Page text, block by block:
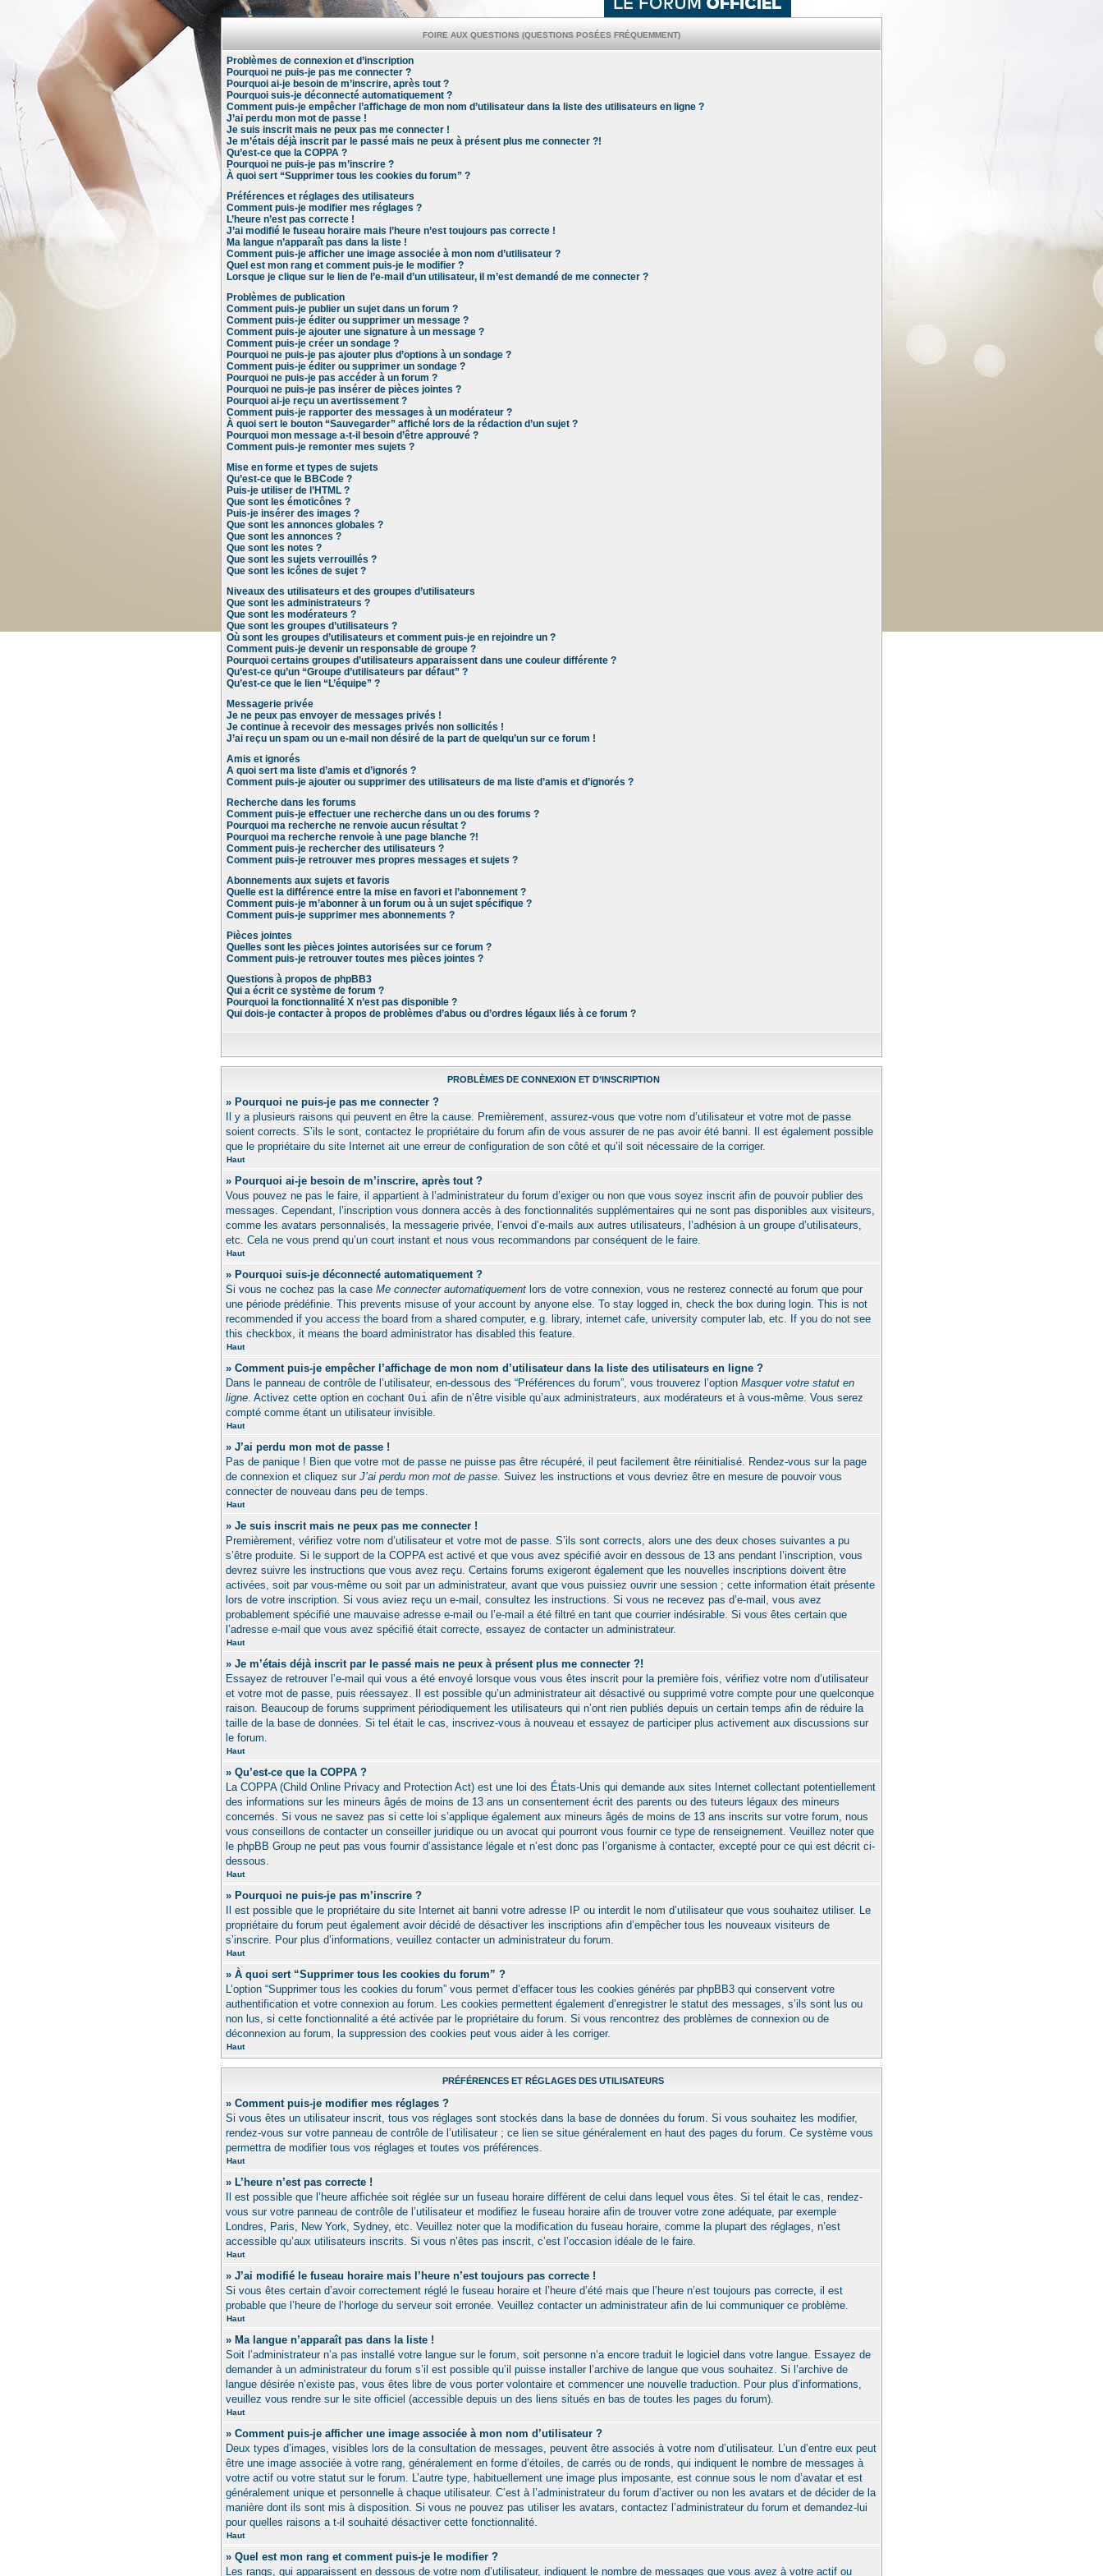
Index du forum
FOIRE AUX QUESTIONS (QUESTIONS POSÉES FRÉQUEMMENT)
Problèmes de connexion et d’inscription
Pourquoi ne puis-je pas me connecter ?
Pourquoi ai-je besoin de m’inscrire, après tout ?
Pourquoi suis-je déconnecté automatiquement ?
Comment puis-je empêcher l’affichage de mon nom d’utilisateur dans la liste des utilisateurs en ligne ?
J’ai perdu mon mot de passe !
Je suis inscrit mais ne peux pas me connecter !
Je m’étais déjà inscrit par le passé mais ne peux à présent plus me connecter ?!
Qu’est-ce que la COPPA ?
Pourquoi ne puis-je pas m’inscrire ?
À quoi sert “Supprimer tous les cookies du forum” ?
Préférences et réglages des utilisateurs
Comment puis-je modifier mes réglages ?
L’heure n’est pas correcte !
J’ai modifié le fuseau horaire mais l’heure n’est toujours pas correcte !
Ma langue n’apparaît pas dans la liste !
Comment puis-je afficher une image associée à mon nom d’utilisateur ?
Quel est mon rang et comment puis-je le modifier ?
Lorsque je clique sur le lien de l’e-mail d’un utilisateur, il m’est demandé de me connecter ?
Problèmes de publication
Comment puis-je publier un sujet dans un forum ?
Comment puis-je éditer ou supprimer un message ?
Comment puis-je ajouter une signature à un message ?
Comment puis-je créer un sondage ?
Pourquoi ne puis-je pas ajouter plus d’options à un sondage ?
Comment puis-je éditer ou supprimer un sondage ?
Pourquoi ne puis-je pas accéder à un forum ?
Pourquoi ne puis-je pas insérer de pièces jointes ?
Pourquoi ai-je reçu un avertissement ?
Comment puis-je rapporter des messages à un modérateur ?
À quoi sert le bouton “Sauvegarder” affiché lors de la rédaction d’un sujet ?
Pourquoi mon message a-t-il besoin d’être approuvé ?
Comment puis-je remonter mes sujets ?
Mise en forme et types de sujets
Qu’est-ce que le BBCode ?
Puis-je utiliser de l’HTML ?
Que sont les émoticônes ?
Puis-je insérer des images ?
Que sont les annonces globales ?
Que sont les annonces ?
Que sont les notes ?
Que sont les sujets verrouillés ?
Que sont les icônes de sujet ?
Niveaux des utilisateurs et des groupes d’utilisateurs
Que sont les administrateurs ?
Que sont les modérateurs ?
Que sont les groupes d’utilisateurs ?
Où sont les groupes d’utilisateurs et comment puis-je en rejoindre un ?
Comment puis-je devenir un responsable de groupe ?
Pourquoi certains groupes d’utilisateurs apparaissent dans une couleur différente ?
Qu’est-ce qu’un “Groupe d’utilisateurs par défaut” ?
Qu’est-ce que le lien “L’équipe” ?
Messagerie privée
Je ne peux pas envoyer de messages privés !
Je continue à recevoir des messages privés non sollicités !
J’ai reçu un spam ou un e-mail non désiré de la part de quelqu’un sur ce forum !
Amis et ignorés
A quoi sert ma liste d’amis et d’ignorés ?
Comment puis-je ajouter ou supprimer des utilisateurs de ma liste d’amis et d’ignorés ?
Recherche dans les forums
Comment puis-je effectuer une recherche dans un ou des forums ?
Pourquoi ma recherche ne renvoie aucun résultat ?
Pourquoi ma recherche renvoie à une page blanche ?!
Comment puis-je rechercher des utilisateurs ?
Comment puis-je retrouver mes propres messages et sujets ?
Abonnements aux sujets et favoris
Quelle est la différence entre la mise en favori et l’abonnement ?
Comment puis-je m’abonner à un forum ou à un sujet spécifique ?
Comment puis-je supprimer mes abonnements ?
Pièces jointes
Quelles sont les pièces jointes autorisées sur ce forum ?
Comment puis-je retrouver toutes mes pièces jointes ?
Questions à propos de phpBB3
Qui a écrit ce système de forum ?
Pourquoi la fonctionnalité X n’est pas disponible ?
Qui dois-je contacter à propos de problèmes d’abus ou d’ordres légaux liés à ce forum ?
PROBLÈMES DE CONNEXION ET D’INSCRIPTION
» Pourquoi ne puis-je pas me connecter ?
Il y a plusieurs raisons qui peuvent en être la cause. Premièrement, assurez-vous que votre nom d’utilisateur et votre mot de passe
soient corrects. S’ils le sont, contactez le propriétaire du forum afin de vous assurer de ne pas avoir été banni. Il est également possible
que le propriétaire du site Internet ait une erreur de configuration de son côté et qu’il soit nécessaire de la corriger.
Haut
» Pourquoi ai-je besoin de m’inscrire, après tout ?
Vous pouvez ne pas le faire, il appartient à l’administrateur du forum d’exiger ou non que vous soyez inscrit afin de pouvoir publier des
messages. Cependant, l’inscription vous donnera accès à des fonctionnalités supplémentaires qui ne sont pas disponibles aux visiteurs,
comme les avatars personnalisés, la messagerie privée, l’envoi d’e-mails aux autres utilisateurs, l’adhésion à un groupe d’utilisateurs,
etc. Cela ne vous prend qu’un court instant et nous vous recommandons par conséquent de le faire.
Haut
» Pourquoi suis-je déconnecté automatiquement ?
Si vous ne cochez pas la case Me connecter automatiquement lors de votre connexion, vous ne resterez connecté au forum que pour
une période prédéfinie. This prevents misuse of your account by anyone else. To stay logged in, check the box during login. This is not
recommended if you access the board from a shared computer, e.g. library, internet cafe, university computer lab, etc. If you do not see
this checkbox, it means the board administrator has disabled this feature.
Haut
» Comment puis-je empêcher l’affichage de mon nom d’utilisateur dans la liste des utilisateurs en ligne ?
Dans le panneau de contrôle de l’utilisateur, en-dessous des “Préférences du forum”, vous trouverez l’option Masquer votre statut en
ligne. Activez cette option en cochant Oui afin de n’être visible qu’aux administrateurs, aux modérateurs et à vous-même. Vous serez
compté comme étant un utilisateur invisible.
Haut
» J’ai perdu mon mot de passe !
Pas de panique ! Bien que votre mot de passe ne puisse pas être récupéré, il peut facilement être réinitialisé. Rendez-vous sur la page
de connexion et cliquez sur J’ai perdu mon mot de passe. Suivez les instructions et vous devriez être en mesure de pouvoir vous
connecter de nouveau dans peu de temps.
Haut
» Je suis inscrit mais ne peux pas me connecter !
Premièrement, vérifiez votre nom d’utilisateur et votre mot de passe. S’ils sont corrects, alors une des deux choses suivantes a pu
s’être produite. Si le support de la COPPA est activé et que vous avez spécifié avoir en dessous de 13 ans pendant l’inscription, vous
devrez suivre les instructions que vous avez reçu. Certains forums exigeront également que les nouvelles inscriptions doivent être
activées, soit par vous-même ou soit par un administrateur, avant que vous puissiez ouvrir une session ; cette information était présente
lors de votre inscription. Si vous aviez reçu un e-mail, consultez les instructions. Si vous ne recevez pas d’e-mail, vous avez
probablement spécifié une mauvaise adresse e-mail ou l’e-mail a été filtré en tant que courrier indésirable. Si vous êtes certain que
l’adresse e-mail que vous avez spécifié était correcte, essayez de contacter un administrateur.
Haut
» Je m’étais déjà inscrit par le passé mais ne peux à présent plus me connecter ?!
Essayez de retrouver l’e-mail qui vous a été envoyé lorsque vous vous êtes inscrit pour la première fois, vérifiez votre nom d’utilisateur
et votre mot de passe, puis réessayez. Il est possible qu’un administrateur ait désactivé ou supprimé votre compte pour une quelconque
raison. Beaucoup de forums suppriment périodiquement les utilisateurs qui n’ont rien publiés depuis un certain temps afin de réduire la
taille de la base de données. Si tel était le cas, inscrivez-vous à nouveau et essayez de participer plus activement aux discussions sur
le forum.
Haut
» Qu’est-ce que la COPPA ?
La COPPA (Child Online Privacy and Protection Act) est une loi des États-Unis qui demande aux sites Internet collectant potentiellement
des informations sur les mineurs âgés de moins de 13 ans un consentement écrit des parents ou des tuteurs légaux des mineurs
concernés. Si vous ne savez pas si cette loi s’applique également aux mineurs âgés de moins de 13 ans inscrits sur votre forum, nous
vous conseillons de contacter un conseiller juridique ou un avocat qui pourront vous fournir ce type de renseignement. Veuillez noter que
le phpBB Group ne peut pas vous fournir d’assistance légale et n’est donc pas l’organisme à contacter, excepté pour ce qui est décrit ci-
dessous.
Haut
» Pourquoi ne puis-je pas m’inscrire ?
Il est possible que le propriétaire du site Internet ait banni votre adresse IP ou interdit le nom d’utilisateur que vous souhaitez utiliser. Le
propriétaire du forum peut également avoir décidé de désactiver les inscriptions afin d’empêcher tous les nouveaux visiteurs de
s’inscrire. Pour plus d’informations, veuillez contacter un administrateur du forum.
Haut
» À quoi sert “Supprimer tous les cookies du forum” ?
L’option “Supprimer tous les cookies du forum” vous permet d’effacer tous les cookies générés par phpBB3 qui conservent votre
authentification et votre connexion au forum. Les cookies permettent également d’enregistrer le statut des messages, s’ils sont lus ou
non lus, si cette fonctionnalité a été activée par le propriétaire du forum. Si vous rencontrez des problèmes de connexion ou de
déconnexion au forum, la suppression des cookies peut vous aider à les corriger.
Haut
PRÉFÉRENCES ET RÉGLAGES DES UTILISATEURS
» Comment puis-je modifier mes réglages ?
Si vous êtes un utilisateur inscrit, tous vos réglages sont stockés dans la base de données du forum. Si vous souhaitez les modifier,
rendez-vous sur votre panneau de contrôle de l’utilisateur ; ce lien se situe généralement en haut des pages du forum. Ce système vous
permettra de modifier tous vos réglages et toutes vos préférences.
Haut
» L’heure n’est pas correcte !
Il est possible que l’heure affichée soit réglée sur un fuseau horaire différent de celui dans lequel vous êtes. Si tel était le cas, rendez-
vous sur votre panneau de contrôle de l’utilisateur et modifiez le fuseau horaire afin de trouver votre zone adéquate, par exemple
Londres, Paris, New York, Sydney, etc. Veuillez noter que la modification du fuseau horaire, comme la plupart des réglages, n’est
accessible qu’aux utilisateurs inscrits. Si vous n’êtes pas inscrit, c’est l’occasion idéale de le faire.
Haut
» J’ai modifié le fuseau horaire mais l’heure n’est toujours pas correcte !
Si vous êtes certain d’avoir correctement réglé le fuseau horaire et l’heure d’été mais que l’heure n’est toujours pas correcte, il est
probable que l’heure de l’horloge du serveur soit erronée. Veuillez contacter un administrateur afin de lui communiquer ce problème.
Haut
» Ma langue n’apparaît pas dans la liste !
Soit l’administrateur n’a pas installé votre langue sur le forum, soit personne n’a encore traduit le logiciel dans votre langue. Essayez de
demander à un administrateur du forum s’il est possible qu’il puisse installer l’archive de langue que vous souhaitez. Si l’archive de
langue désirée n’existe pas, vous êtes libre de vous porter volontaire et commencer une nouvelle traduction. Pour plus d’informations,
veuillez vous rendre sur le site officiel (accessible depuis un des liens situés en bas de toutes les pages du forum).
Haut
» Comment puis-je afficher une image associée à mon nom d’utilisateur ?
Deux types d’images, visibles lors de la consultation de messages, peuvent être associés à votre nom d’utilisateur. L’un d’entre eux peut
être une image associée à votre rang, généralement en forme d’étoiles, de carrés ou de ronds, qui indiquent le nombre de messages à
votre actif ou votre statut sur le forum. L’autre type, habituellement une image plus imposante, est connue sous le nom d’avatar et est
généralement unique et personnelle à chaque utilisateur. C’est à l’administrateur du forum d’activer ou non les avatars et de décider de la
manière dont ils sont mis à disposition. Si vous ne pouvez pas utiliser les avatars, contactez l’administrateur du forum et demandez-lui
pour quelles raisons a t-il souhaité désactiver cette fonctionnalité.
Haut
» Quel est mon rang et comment puis-je le modifier ?
Les rangs, qui apparaissent en dessous de votre nom d’utilisateur, indiquent le nombre de messages que vous avez à votre actif ou